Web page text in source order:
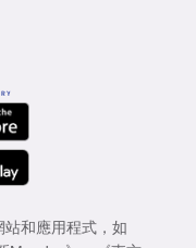
和應用程式，如